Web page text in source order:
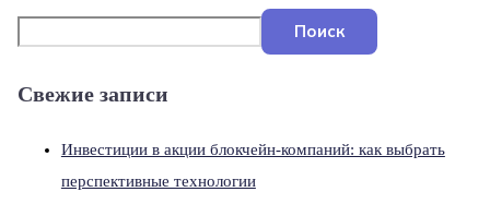
Поиск
Свежие записи
Инвестиции в акции блокчейн-компаний: как выбрать
перспективные технологии